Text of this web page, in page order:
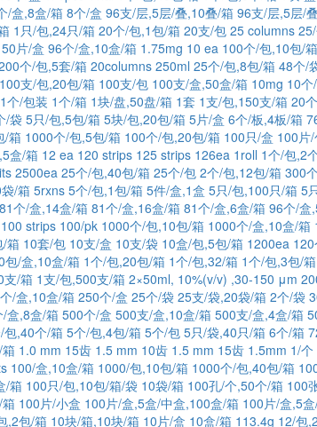
/盒,8盒/箱8个/盒 96支/层,5层/叠,10叠/箱 96支/层,5层/
1只/包,24只/箱 20个/包,1包/箱 20支/包 25 columns
50片/盒 96个/盒,10盒/箱 1.75mg 10 ea 100个/包,10包/箱
个/包,5套/箱 20columns 250ml 25个/包,8包/箱 48个/
100支/包,20包/箱 100支/包 100支/盒,50盒/箱 10mg 10
1个/包装 1个/箱 1块/盘,50盘/箱 1套 1支/包,150支/箱 20
/袋 5只/包,5包/箱 5块/包,20包/箱 5片/盒 6个/板,4板/箱
/箱 1000个/包,5包/箱 100个/包,20包/箱 100只/盒 100片
盒/箱 12 ea 120 strips 125 strips 126ea 1roll 1个/包,2
2500ea 25个/包,40包/箱 25个/包 2个/包,12包/箱 300
/箱 5rxns 5个/包,1包/箱 5件/盒,1盒 5只/包,100只/箱 5
81个/盒,14盒/箱 81个/盒,16盒/箱 81个/盒,6盒/箱 96个/盒
100 strips 100/pk 1000个/包,10包/箱 1000个/盒,10盒/箱
/箱 10套/包 10支/盒 10支/袋 10盒/包,5包/箱 1200ea
包/盒,10盒/箱 1个/包,20包/箱 1个/包,32/箱 1个/包,3包/箱
支/箱 1支/包,500支/箱 2×50ml, 10%(v/v) ,30-150 μm
/盒,10盒/箱250个/盒 25个/袋 25支/袋,20袋/箱 2个/袋
盒,8盒/箱500个/盒 500支/盒,10盒/箱 500支/盒,4盒/箱
包,40个/箱 5个/包,4包/箱 5个/包 5只/袋,40只/箱 6个/箱
1.0 mm 15齿 1.5 mm 10齿 1.5 mm 15齿 1.5mm 1/个
100/盒,10盒/箱 1000/包,10包/箱 1000个/包,40包/箱
/箱 100只/包,10包/箱/袋 10袋/箱 100孔/个,50个/箱 100
100片/小盒 100片/盒,5盒/中盒,100盒/箱 100片/盒,5
,2包/箱 10块/箱,10块/箱 10片/盒 10盒/箱 113.4g 12/包